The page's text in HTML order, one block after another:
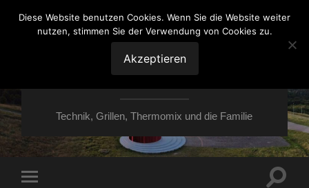
VON ESSEN ÜBER
HESSEN NACH
MOERS
Technik, Grillen, Thermomix und die Familie
Diese Website benutzen Cookies. Wenn Sie die Website weiter
nutzen, stimmen Sie der Verwendung von Cookies zu.
Akzeptieren